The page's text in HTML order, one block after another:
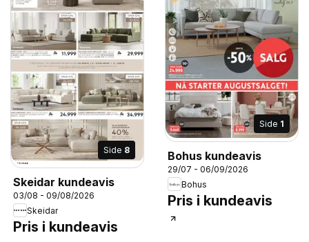
Side 8
Skeidar kundeavis
03/08 - 09/08/2026
Skeidar
Pris i kundeavis
Side 1
Bohus kundeavis
29/07 - 06/09/2026
Bohus
Pris i kundeavis